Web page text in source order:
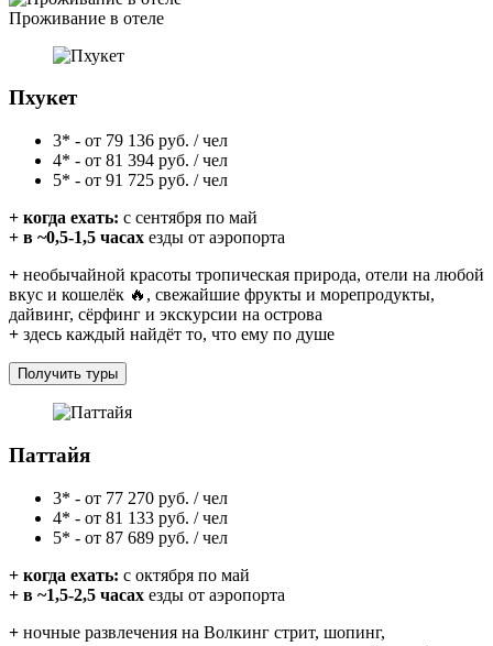
Проживание в отеле
Пхукет
3* - от 79 136 руб. / чел
4* - от 81 394 руб. / чел
5* - от 91 725 руб. / чел
+ когда ехать: с сентября по май
+ в ~0,5-1,5 часах езды от аэропорта
+ необычайной красоты тропическая природа, отели на любой
вкус и кошелёк 🔥, свежайшие фрукты и морепродукты,
дайвинг, сёрфинг и экскурсии на острова
+ здесь каждый найдёт то, что ему по душе
Получить туры
Паттайя
3* - от 77 270 руб. / чел
4* - от 81 133 руб. / чел
5* - от 87 689 руб. / чел
+ когда ехать: с октября по май
+ в ~1,5-2,5 часах езды от аэропорта
+ ночные развлечения на Волкинг стрит, шопинг,